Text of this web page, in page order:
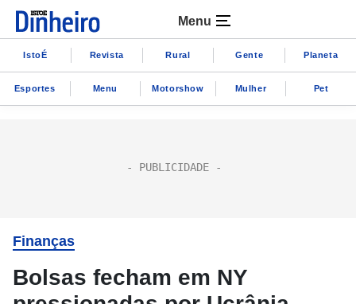
Menu
IstoÉ Revista Rural Gente Planeta
Esportes Menu Motorshow Mulher Pet
Finanças
Bolsas fecham em NY